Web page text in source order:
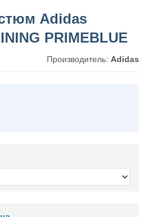
Adidas
PRIMEBLUE
Производитель: Adidas